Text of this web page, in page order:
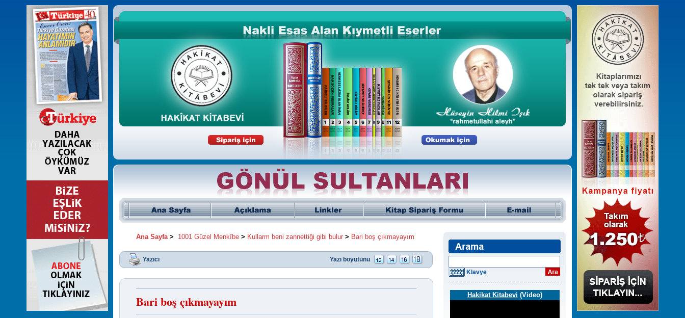
Ana Sayfa> 1001 Güzel Menkîbe > Kullarm beni zannettiği gibi bulur > Bari boş çıkmayayım
Yazıcı Yazı boyutunu
Bari boş çıkmayayım
Klavye
Hakikat Kitabevi (Video)